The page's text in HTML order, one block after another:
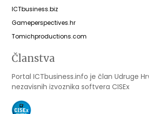
ICTbusiness.biz
Gameperspectives.hr
Tomichproductions.com
Članstva
Portal ICTbusiness.info je član Udruge
nezavisnih izvoznika softvera CISEx